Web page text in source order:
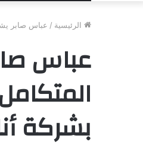
الرئيسية / عباس صابر
عباس
بشركة